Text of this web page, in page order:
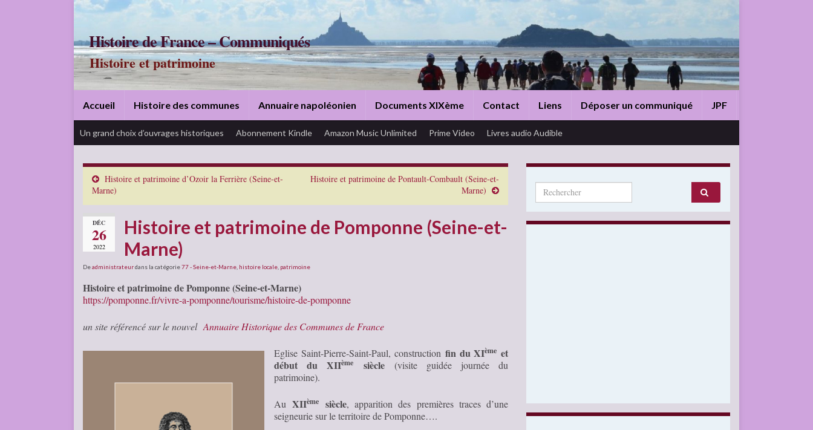
Histoire de France – Communiqués
Histoire et patrimoine
Accueil Histoire des communes Annuaire napoléonien Documents XIXème Contact Liens Déposer un communiqué JPF
Un grand choix d’ouvrages historiques Abonnement Kindle Amazon Music Unlimited Prime Video Livres audio Audible
Histoire et patrimoine d’Ozoir la Ferrière (Seine-et-
Marne)
Histoire et patrimoine de Pontault-Combault (Seine-et-
Marne)
DÉC
26
2022
Histoire et patrimoine de Pomponne (Seine-et-
Marne)
Deadministrateurdans la catégorie77 - Seine-et-Marne histoire locale patrimoine
Histoire et patrimoine de Pomponne (Seine-et-Marne)
https://pomponne.fr/vivre-a-pomponne/tourisme/histoire-de-pomponne
un site référencé sur le nouvel Annuaire Historique des Communes de France
Eglise Saint-Pierre-Saint-Paul, construction fin du XIème et
début du XIIème siècle(visite guidée journée du
patrimoine).
AuXIIème siècle, apparition des premières traces d’une
seigneurie sur le territoire de Pomponne….
Search for: